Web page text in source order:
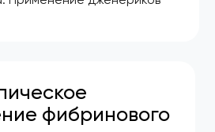
фибринового